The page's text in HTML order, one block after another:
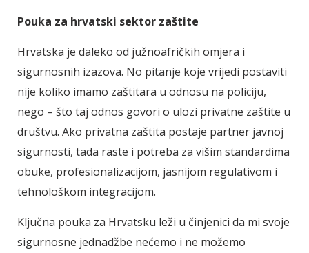
Pouka za hrvatski sektor zaštite
Hrvatska je daleko od južnoafričkih omjera i
sigurnosnih izazova. No pitanje koje vrijedi postaviti
nije koliko imamo zaštitara u odnosu na policiju,
nego – što taj odnos govori o ulozi privatne zaštite u
društvu. Ako privatna zaštita postaje partner javnoj
sigurnosti, tada raste i potreba za višim standardima
obuke, profesionalizacijom, jasnijom regulativom i
tehnološkom integracijom.
Ključna pouka za Hrvatsku leži u činjenici da mi svoje
sigurnosne jednadžbe nećemo i ne možemo